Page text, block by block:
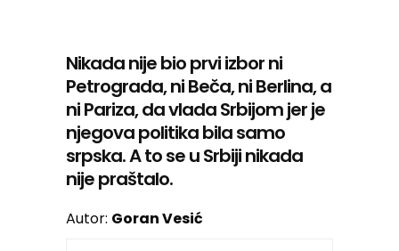
Nikada nije bio prvi izbor ni
Petrograda, ni Beča, ni Berlina, a
ni Pariza, da vlada Srbijom jer je
njegova politika bila samo
srpska. A to se u Srbiji nikada
nije praštalo.
Autor: Goran Vesić